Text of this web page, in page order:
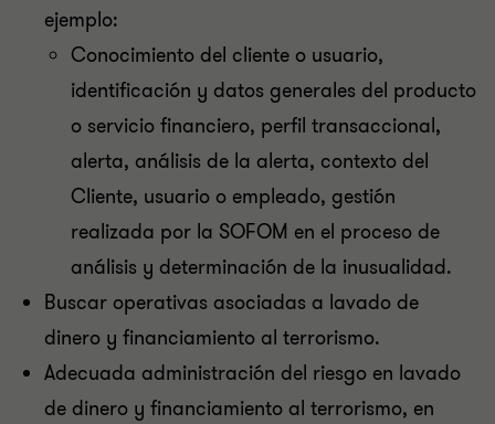
ejemplo:
Conocimiento del cliente o usuario,
identificación y datos generales del producto
o servicio financiero, perfil transaccional,
alerta, análisis de la alerta, contexto del
Cliente, usuario o empleado, gestión
realizada por la SOFOM en el proceso de
análisis y determinación de la inusualidad.
Buscar operativas asociadas a lavado de
dinero y financiamiento al terrorismo.
Adecuada administración del riesgo en lavado
de dinero y financiamiento al terrorismo, en